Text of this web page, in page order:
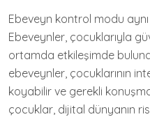
Ebeveyn kontrol modu
Ebeveynler, çocuklarıyla
ortamda etkileşimde
ebeveynler, çocuklarının
koyabilir ve gerekli
çocuklar, dijital dünyanın